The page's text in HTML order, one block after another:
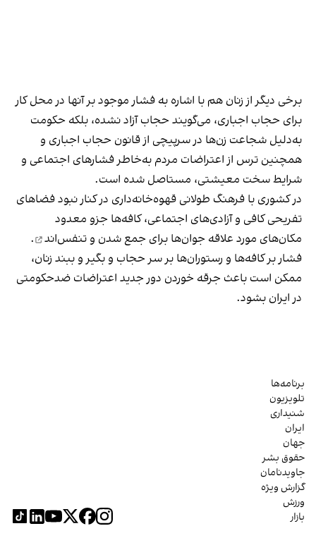
برخی دیگر از زنان هم با اشاره به فشار موجود بر آنها در محل کار
برای حجاب اجباری، می‌گویند حجاب آزاد نشده، بلکه حکومت
به‌دلیل شجاعت زن‌ها در سرپیچی از قانون حجاب اجباری و
همچنین ترس از اعتراضات مردم به‌خاطر فشارهای اجتماعی و
شرایط سخت معیشتی، مستاصل شده است.
در کشوری با فرهنگ طولانی قهوه‌‌خانه‌داری در کنار نبود فضاهای
تفریحی کافی و آزادی‌های اجتماعی، کافه‌ها جزو معدود
مکان‌های مورد علاقه جوان‌ها برای جمع شدن و تنفس‌اند
.
فشار بر کافه‌ها و رستوران‌ها بر سر حجاب و بگیر و ببند زنان،
ممکن است باعث جرقه خوردن دور جدید اعتراضات ضدحکومتی
در ایران بشود.
برنامه‌ها
تلویزیون
شنیداری
ایران
جهان
حقوق بشر
جاویدنامان
گزارش ویژه
ورزش
بازار